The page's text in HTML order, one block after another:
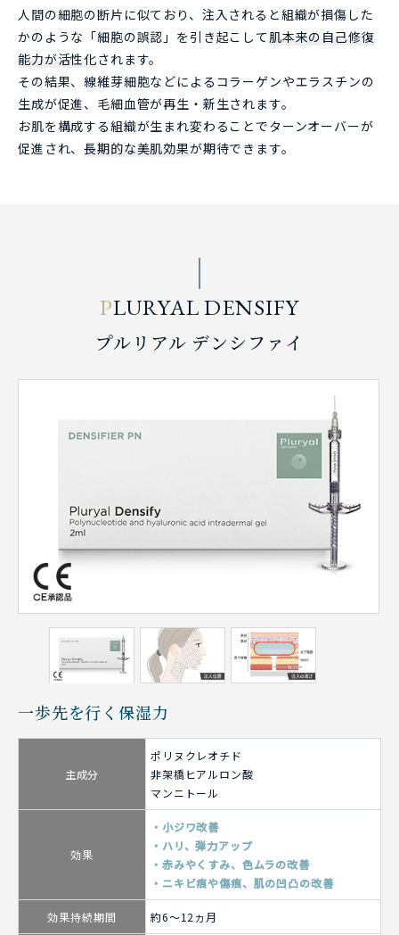
人間の細胞の断片に似ており、注入されると組織が損傷した
かのような「細胞の誤認」を引き起こして 肌本来の自己修復
能力が活性化されます。
その結果、線維芽細胞などによるコラーゲンやエラスチンの
生成が促進、毛細血管が再生・新生されます。
お肌を構成する組織が生まれ変わることでターンオーバーが
促進され、長期的な美肌効果が期待できます。
PLURYAL DENSIFY
プルリアル デンシファイ
一歩先を行く保湿力
主成分
ポリヌクレオチド
非架橋ヒアルロン酸
マンニトール
効果
小ジワ改善
ハリ、弾力アップ
赤みやくすみ、色ムラの改善
ニキビ痕や傷痕、肌の凹凸の改善
効果持続期間 約6～12ヵ月